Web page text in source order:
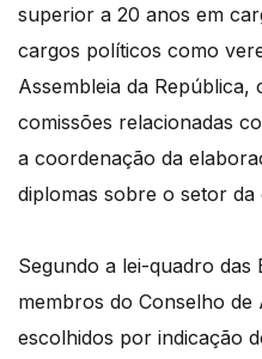
superior a 20 anos em
cargos políticos como
Assembleia da
comissões relacionadas
a coordenação da
diplomas sobre o setor da
Segundo a lei-quadro das
membros do Conselho de
escolhidos por indicação